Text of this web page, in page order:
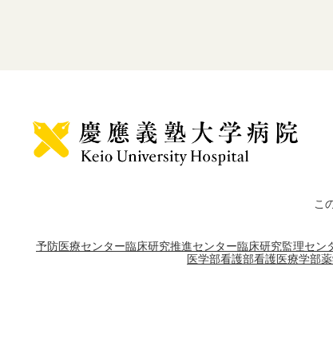
こ
予防医療センター臨床研究推進センター臨床研究監理セン
医学部看護部看護医療学部